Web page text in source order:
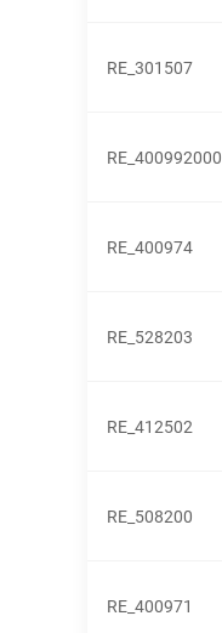
RE_301507
RE_400992000
RE_400974
RE_528203
RE_412502
RE_508200
RE_400971